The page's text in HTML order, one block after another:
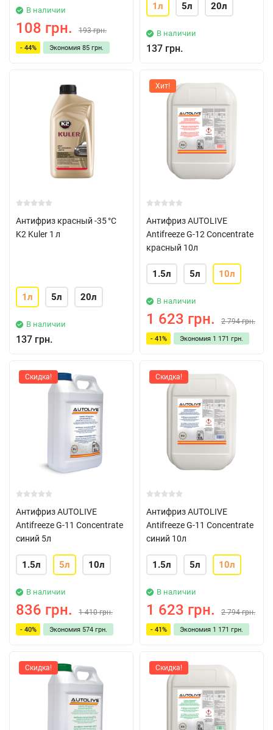
В наличии
108 грн. 193 грн.
- 44% Экономия 85 грн.
1л 5л 20л
В наличии
137 грн.
Антифриз красный -35 °C
K2 Kuler 1 л
1л 5л 20л
В наличии
137 грн.
Хит!
Антифриз AUTOLIVE
Antifreeze G-12 Concentrate
красный 10л
1.5л 5л 10л
В наличии
1 623 грн. 2 794 грн.
- 41% Экономия 1 171 грн.
Скидка!
Антифриз AUTOLIVE
Antifreeze G-11 Concentrate
синий 5л
1.5л 5л 10л
В наличии
836 грн. 1 410 грн.
- 40% Экономия 574 грн.
Скидка!
Антифриз AUTOLIVE
Antifreeze G-11 Concentrate
синий 10л
1.5л 5л 10л
В наличии
1 623 грн. 2 794 грн.
- 41% Экономия 1 171 грн.
Скидка! Скидка!